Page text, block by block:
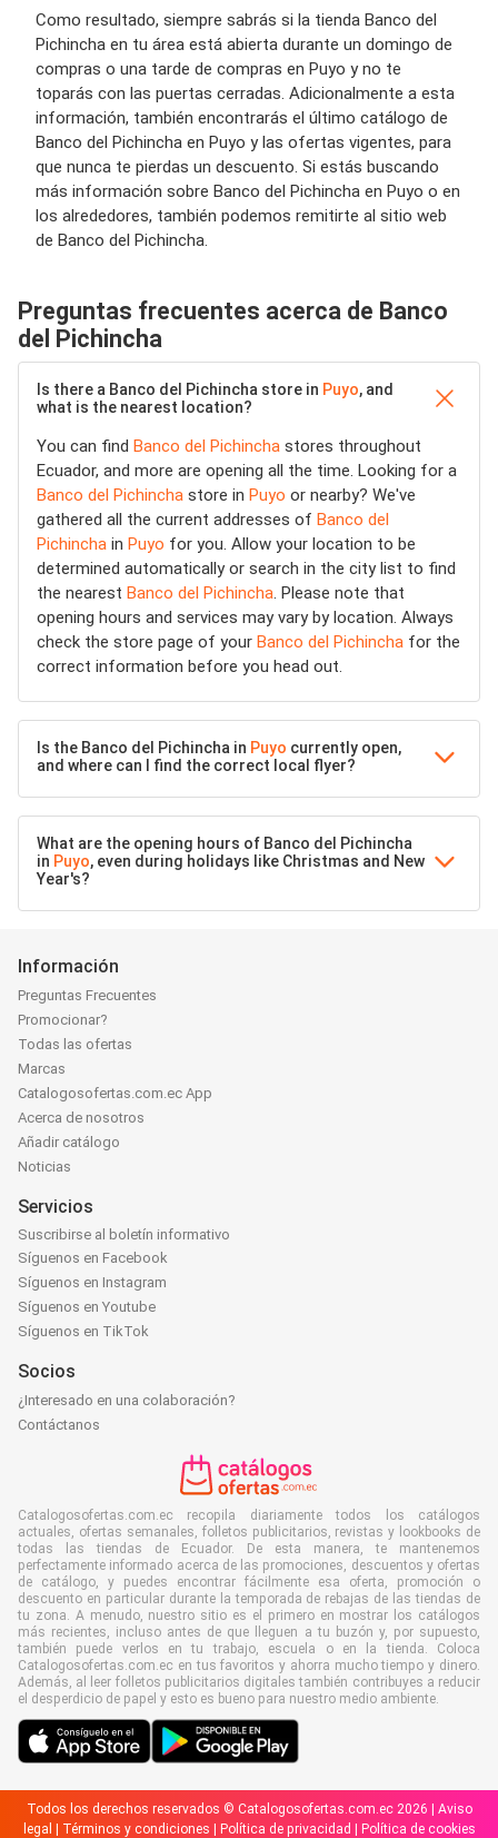
Como resultado, siempre sabrás si la tienda Banco del
Pichincha en tu área está abierta durante un domingo de
compras o una tarde de compras en Puyo y no te
toparás con las puertas cerradas. Adicionalmente a esta
información, también encontrarás el último catálogo de
Banco del Pichincha en Puyo y las ofertas vigentes, para
que nunca te pierdas un descuento. Si estás buscando
más información sobre Banco del Pichincha en Puyo o en
los alrededores, también podemos remitirte al sitio web
de Banco del Pichincha.
Preguntas frecuentes acerca de Banco
del Pichincha
Is there a Banco del Pichincha store in Puyo, and
what is the nearest location?
You can find Banco del Pichincha stores throughout
Ecuador, and more are opening all the time. Looking for a
Banco del Pichincha store in Puyo or nearby? We've
gathered all the current addresses of Banco del
Pichincha in Puyo for you. Allow your location to be
determined automatically or search in the city list to find
the nearest Banco del Pichincha. Please note that
opening hours and services may vary by location. Always
check the store page of your Banco del Pichincha for the
correct information before you head out.
Is the Banco del Pichincha in Puyo currently open,
and where can I find the correct local flyer?
What are the opening hours of Banco del Pichincha
in Puyo, even during holidays like Christmas and New
Year's?
Información
Preguntas Frecuentes
Promocionar?
Todas las ofertas
Marcas
Catalogosofertas.com.ec App
Acerca de nosotros
Añadir catálogo
Noticias
Servicios
Suscribirse al boletín informativo
Síguenos en Facebook
Síguenos en Instagram
Síguenos en Youtube
Síguenos en TikTok
Socios
¿Interesado en una colaboración?
Contáctanos
Catalogosofertas.com.ec recopila diariamente todos los catálogos
actuales, ofertas semanales, folletos publicitarios, revistas y lookbooks de
todas las tiendas de Ecuador. De esta manera, te mantenemos
perfectamente informado acerca de las promociones, descuentos y ofertas
de catálogo, y puedes encontrar fácilmente esa oferta, promoción o
descuento en particular durante la temporada de rebajas de las tiendas de
tu zona. A menudo, nuestro sitio es el primero en mostrar los catálogos
más recientes, incluso antes de que lleguen a tu buzón y, por supuesto,
también puede verlos en tu trabajo, escuela o en la tienda. Coloca
Catalogosofertas.com.ec en tus favoritos y ahorra mucho tiempo y dinero.
Además, al leer folletos publicitarios digitales también contribuyes a reducir
el desperdicio de papel y esto es bueno para nuestro medio ambiente.
Todos los derechos reservados © Catalogosofertas.com.ec 2026 | Aviso
legal
Términos y condiciones Política de privacidad Política de cookies